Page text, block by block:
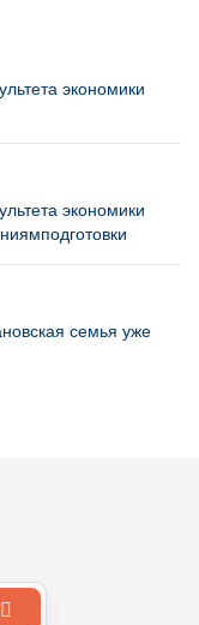
экономики
экономики
семья уже